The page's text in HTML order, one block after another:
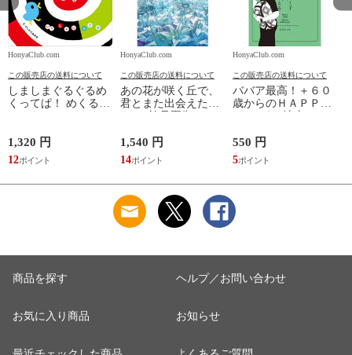
HonyaClub.com
この販売店の送料について
しましまぐるぐるめ
くってぱ！ めくるし
1,320 円
12
HonyaClub.com
この販売店の送料について
あの花が咲く丘で、
君とまた出会えた
1,540 円
14
HonyaClub.com
この販売店の送料について
ババア最高！＋６０
歳からのＨＡＰＰＹ
550 円
5
商品を探す
お気に入り商品
ヘルプ／お問い合わせ
お知らせ